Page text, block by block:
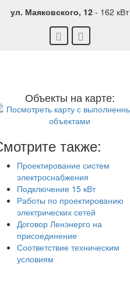
ул. Маяковского, 12 - 162 кВт
Объекты на карте:
также:
Проектирование систем
электроснабжения
Подключение 15 кВт
Работы по проектированию
электрических сетей
Договор Ленэнерго на
присоединение
Соответствие техническим
условиям